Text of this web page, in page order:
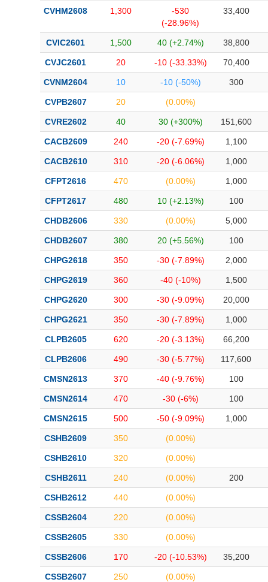
CVHM2608 1,300
-530
(-28.96%)
33,400
CVIC2601 1,500 40 (+2.74%) 38,800
CVJC2601 20 -10 (-33.33%) 70,400
CVNM2604 10 -10 (-50%) 300
CVPB2607 20 (0.00%)
CVRE2602 40 30 (+300%) 151,600
CACB2609 240 -20 (-7.69%) 1,100
CACB2610 310 -20 (-6.06%) 1,000
CFPT2616 470 (0.00%) 1,000
CFPT2617 480 10 (+2.13%) 100
CHDB2606 330 (0.00%) 5,000
CHDB2607 380 20 (+5.56%) 100
CHPG2618 350 -30 (-7.89%) 2,000
CHPG2619 360 -40 (-10%) 1,500
CHPG2620 300 -30 (-9.09%) 20,000
CHPG2621 350 -30 (-7.89%) 1,000
CLPB2605 620 -20 (-3.13%) 66,200
CLPB2606 490 -30 (-5.77%) 117,600
CMSN2613 370 -40 (-9.76%) 100
CMSN2614 470 -30 (-6%) 100
CMSN2615 500 -50 (-9.09%) 1,000
CSHB2609 350 (0.00%)
CSHB2610 320 (0.00%)
CSHB2611 240 (0.00%) 200
CSHB2612 440 (0.00%)
CSSB2604 220 (0.00%)
CSSB2605 330 (0.00%)
CSSB2606 170 -20 (-10.53%) 35,200
CSSB2607 250 (0.00%)
Bài viết của tác giả(-)
Báo cáo phân tích (-)
Thuật ngữ(-)
Dịch vụ(-)
Sách tài chính
Công cụ đầu tư
Truyền thông tài chính